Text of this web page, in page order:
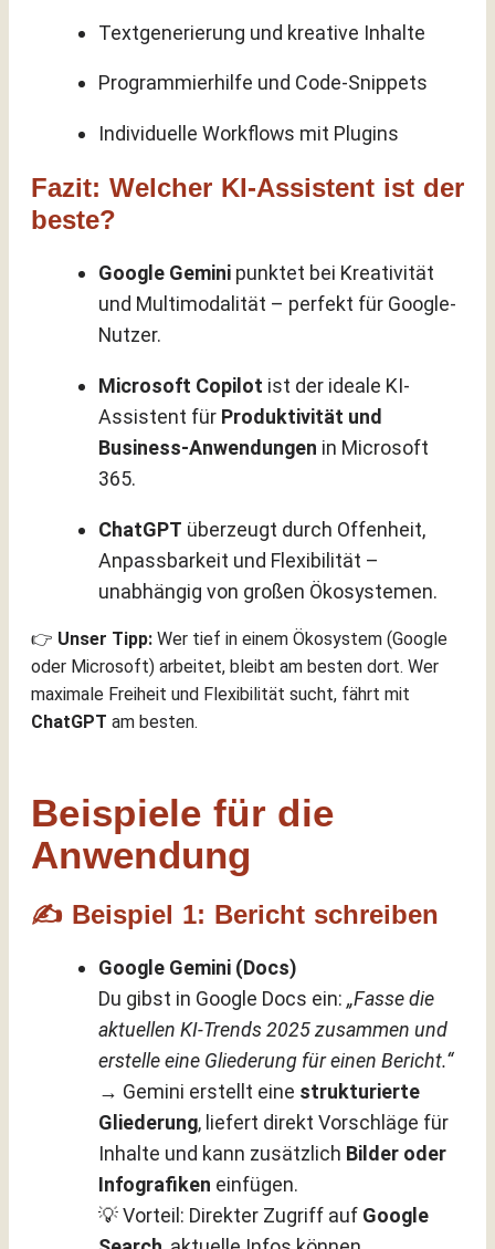
Textgenerierung und kreative Inhalte
Programmierhilfe und Code-Snippets
Individuelle Workflows mit Plugins
Fazit: Welcher KI-Assistent ist der
beste?
Google Gemini punktet bei Kreativität
und Multimodalität – perfekt für Google-
Nutzer.
Microsoft Copilot ist der ideale KI-
Assistent für Produktivität und
Business-Anwendungen in Microsoft
365.
ChatGPT überzeugt durch Offenheit,
Anpassbarkeit und Flexibilität –
unabhängig von großen Ökosystemen.
👉 Unser Tipp: Wer tief in einem Ökosystem (Google
oder Microsoft) arbeitet, bleibt am besten dort. Wer
maximale Freiheit und Flexibilität sucht, fährt mit
ChatGPT am besten.
Beispiele für die
Anwendung
✍️ Beispiel 1: Bericht schreiben
Google Gemini (Docs)
Du gibst in Google Docs ein:„Fasse die
aktuellen KI-Trends 2025 zusammen und
erstelle eine Gliederung für einen Bericht.“
→ Gemini erstellt eine strukturierte
Gliederung, liefert direkt Vorschläge für
Inhalte und kann zusätzlich Bilder oder
Infografiken einfügen.
💡 Vorteil: Direkter Zugriff auf Google